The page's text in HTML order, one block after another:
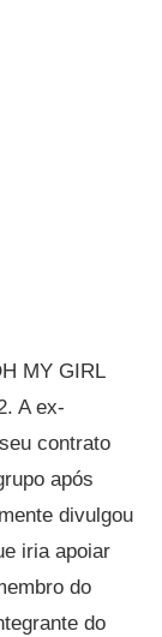
MY GIRL
A ex-
contrato
após
divulgou
iria apoiar
do
do